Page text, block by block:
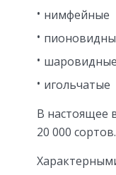
нимфейные
шаровидные
игольчатые
В настоящее
20 000 сортов.